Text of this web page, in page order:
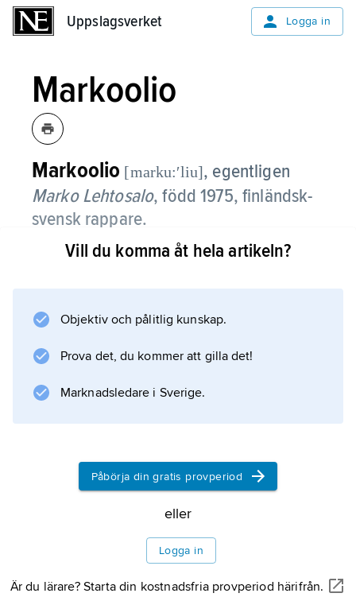
Uppslagsverket Logga in
Markoolio
Markoolio [marku:ʹliu], egentligen
Marko Lehtosalo,född 1975, finländsk-
svensk rappare.
Markoolio, som föddes i Finland men växte
och sol” och ”Drömmen om Finland” samt
Markoolio sticker hårt
. Hans musik kombinerar humoristiska
rappade texter med sångbara refränger.
Information om artikeln
Vill du komma åt hela artikeln?
Objektiv och pålitlig kunskap.
Prova det, du kommer att gilla det!
Marknadsledare i Sverige.
Påbörja din gratis provperiod
eller
Logga in
Är du lärare? Starta din kostnadsfria provperiod härifrån.